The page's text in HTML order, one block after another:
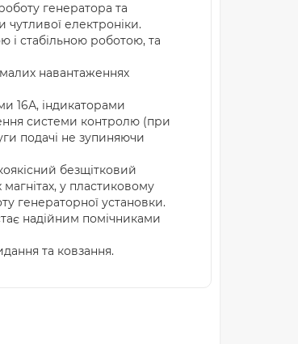
генератора та
чутливої електроніки.
і стабільною роботою, та
навантаженнях
16А, індикаторами
системи контролю (при
подачі не зупиняючи
безщітковий
у пластиковому
генераторної установки.
надійним помічниками
та ковзання.